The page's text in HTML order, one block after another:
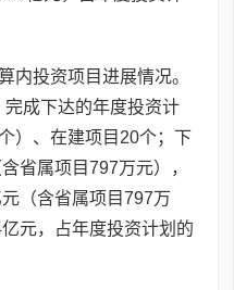
投资项目进展情况。
成下达的年度投资计
）、在建项目20个；下
省属项目797万元），
（含省属项目797万
元，占年度投资计划的